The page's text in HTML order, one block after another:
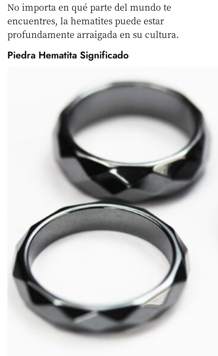
No importa en qué parte del mundo te
encuentres, la hematites puede estar
profundamente arraigada en su cultura.
Piedra Hematita Significado